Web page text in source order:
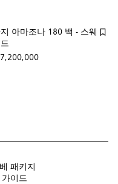
아마조나 180 백 - 스웨
패키지
이드